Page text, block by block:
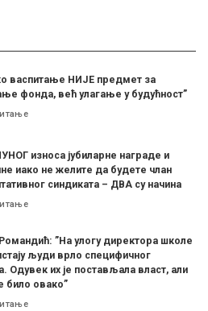
васпитање НИЈЕ предмет за
фонда, већ улагање у будућност”
износа јубиларне награде и
иако не желите да будете члан
синдиката – ДВА су начина
”На улогу директора школе
људи врло специфичног
Одувек их је постављала власт, али
било овако”